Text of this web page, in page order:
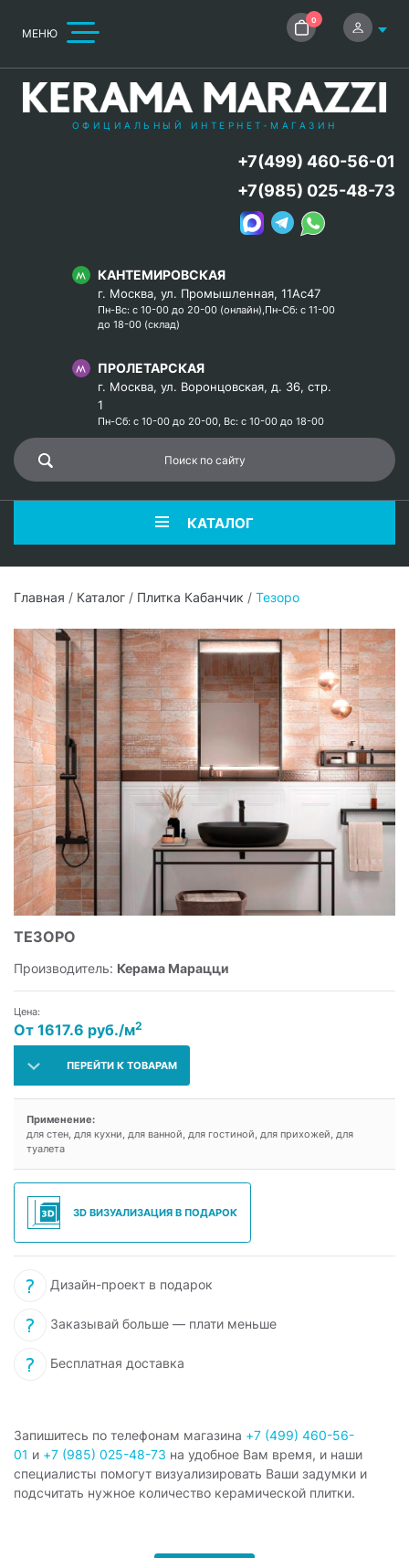
МЕНЮ
0
ОФИЦИАЛЬНЫЙ ИНТЕРНЕТ-МАГАЗИН
КАНТЕМИРОВСКАЯ
г. Москва, ул. Промышленная, 11Ас47
Пн-Вс: с 10-00 до 20-00 (онлайн),Пн-Сб: с 11-00
до 18-00 (склад)
ПРОЛЕТАРСКАЯ
г. Москва, ул. Воронцовская, д. 36, стр.
1
Пн-Сб: с 10-00 до 20-00, Вс: с 10-00 до 18-00
+7(499) 460-56-01
+7(985) 025-48-73
КАТАЛОГ
Главная / Каталог / Плитка Кабанчик / Тезоро
ТЕЗОРО
Производитель: Керама Марацци
Цена:
От 1617.6 руб./м2
ПЕРЕЙТИ К ТОВАРАМ
Применение:
для стен, для кухни, для ванной, для гостиной, для прихожей, для
туалета
3D ВИЗУАЛИЗАЦИЯ В ПОДАРОК
Дизайн-проект в подарок
Заказывай больше — плати меньше
Бесплатная доставка
Запишитесь по телефонам магазина +7 (499) 460-56-
01 и +7 (985) 025-48-73 на удобное Вам время, и наши
специалисты помогут визуализировать Ваши задумки и
подсчитать нужное количество керамической плитки.